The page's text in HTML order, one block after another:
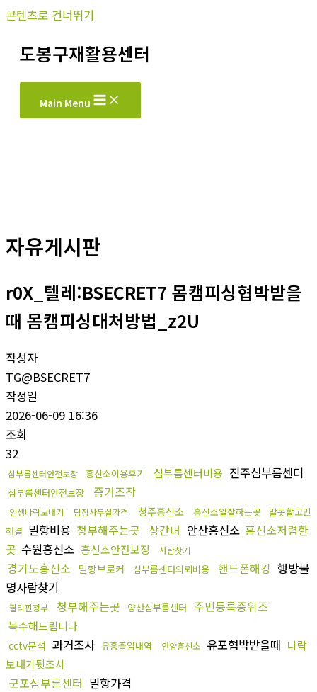
콘텐츠로 건너뛰기
도봉구재활용센터
Main Menu
자유게시판
r0X_텔레:BSECRET7 몸캠피싱협박받을
때 몸캠피싱대처방법_z2U
작성자
TG@BSECRET7
작성일
2026-06-09 16:36
조회
32
심부름센터안전보장 흥신소이용후기 심부름센터비용 진주심부름센터
심부름센터안전보장 증거조작
인생나락보내기 탐정사무실가격 청주흥신소 흥신소일잘하는곳
말못할고민
해결 밀항비용 청부해주는곳 상간녀 안산흥신소 흥신소저렴한
곳 수원흥신소 흥신소안전보장 사람찾기
경기도흥신소 밀항브로커 심부름센터의뢰비용 핸드폰해킹 행방불
명사람찾기
필리핀청부 청부해주는곳 양산심부름센터 주민등록증위조
복수해드립니다
cctv분석 과거조사 유흥출입내역 안양흥신소 유포협박받을때 나락
보내기뒷조사
군포심부름센터 밀항가격